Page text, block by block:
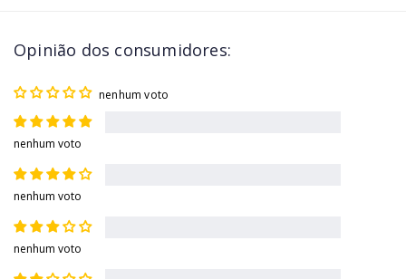
Opinião dos consumidores:
nenhum voto
nenhum voto
nenhum voto
nenhum voto